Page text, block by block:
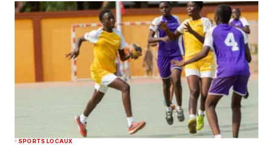
SPORTS LOCAUX